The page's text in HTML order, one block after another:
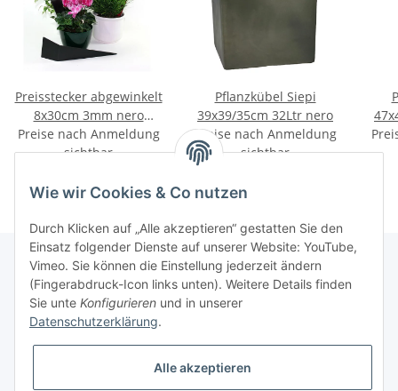
Preisstecker abgewinkelt
8x30cm 3mm nero
10Stück
Preise nach Anmeldung
sichtbar
Pflanzkübel Siepi
39x39/35cm 32Ltr nero
Preise nach Anmeldung
sichtbar
Informationen
Gesetzliche Informationen
Wie wir Cookies & Co nutzen
Durch Klicken auf „Alle akzeptieren“ gestatten Sie den
Einsatz folgender Dienste auf unserer Website: YouTube,
Vimeo. Sie können die Einstellung jederzeit ändern
(Fingerabdruck-Icon links unten). Weitere Details finden
Sie unte Konfigurieren und in unserer
Datenschutzerklärung.
Alle akzeptieren